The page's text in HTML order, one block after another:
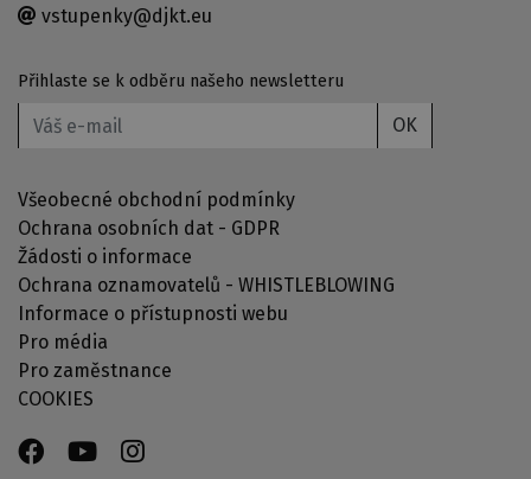
vstupenky@djkt.eu
Přihlaste se k odběru našeho newsletteru
OK
Všeobecné obchodní podmínky
Ochrana osobních dat - GDPR
Žádosti o informace
Ochrana oznamovatelů - WHISTLEBLOWING
Informace o přístupnosti webu
Pro média
Pro zaměstnance
COOKIES